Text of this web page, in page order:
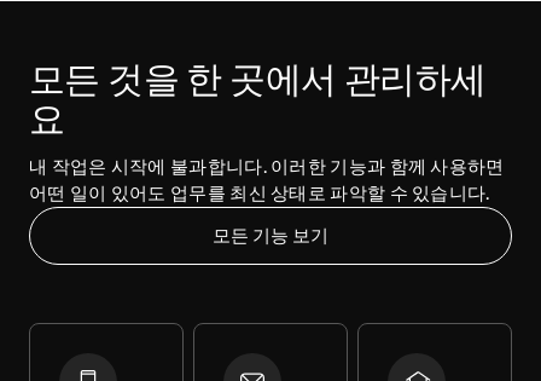
모든 것을 한 곳에서 관리하세
요
내 작업은 시작에 불과합니다. 이러한 기능과 함께 사용하면
어떤 일이 있어도 업무를 최신 상태로 파악할 수 있습니다.
모든 기능 보기